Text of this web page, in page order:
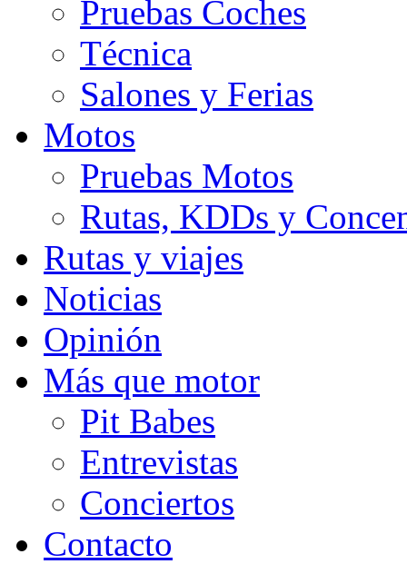
Pruebas Coches
Técnica
Salones y Ferias
Motos
Pruebas Motos
Rutas, KDDs y
Rutas y viajes
Noticias
Opinión
Más que motor
Pit Babes
Entrevistas
Conciertos
Contacto